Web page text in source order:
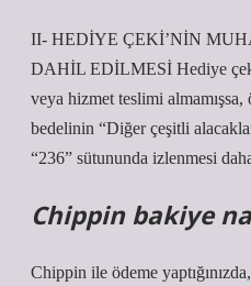
II- HEDİYE ÇEKİ’NİN
DAHİL EDİLMESİ Hediye
veya hizmet teslimi
bedelinin “Diğer çeşitli
“236” sütununda izlenmesi
Chippin bakiye
Chippin ile ödeme